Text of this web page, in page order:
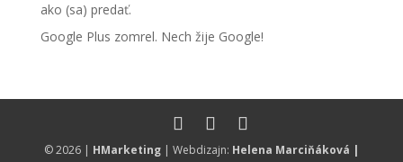
ako (sa) predať.
Google Plus zomrel. Nech žije Google!
© 2026 | HMarketing| Webdizajn: Helena Marciňáková |